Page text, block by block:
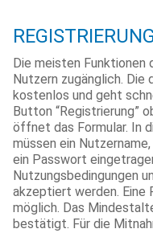
Die meisten Funktionen
Nutzern zugänglich.
kostenlos und geht
Button “Registrierung”
öffnet das Formular. In
müssen ein
ein Passwort
Nutzungsbedingungen
akzeptiert werden. Eine
möglich. Das
bestätigt. Für die